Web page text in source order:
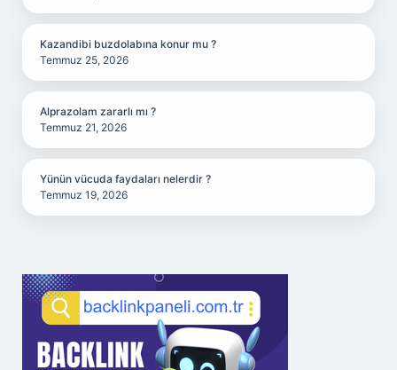
Kazandibi buzdolabına konur mu ?
Temmuz 25, 2026
Alprazolam zararlı mı ?
Temmuz 21, 2026
Yünün vücuda faydaları nelerdir ?
Temmuz 19, 2026